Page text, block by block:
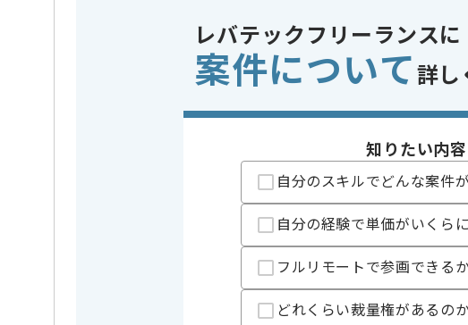
担当領域/システム
特徴
参画実績あり , 長期プ
精算基準時間
140時間〜180時間
15日
参画当初は常駐していただき、週2日～3日ほどリモートでの作業を
※リモート頻度は習熟度や状況に応じて変動いたします。
これまでのご経験を活かしてご活躍いただけます。
レバテックフリーランスに
案件について 詳し
知りたい内
自分のスキルでどんな案件
自分の経験で単価がいくら
フルリモートで参画できる
どれくらい裁量権があるの